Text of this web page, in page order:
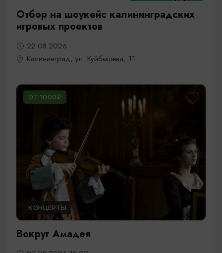
Отбор на шоукейс калининградских
игровых проектов
22.08.2026
Калининград, ул. Куйбышева, 11
ОТ 1000₽
КОНЦЕРТЫ
Вокруг Амадея